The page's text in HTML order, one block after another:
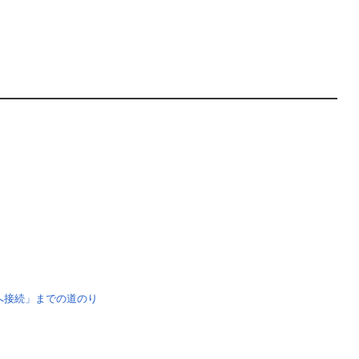
続」までの道のり